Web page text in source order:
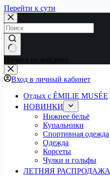
Перейти к сути
Ничего не найдено
Вход в личный кабинет
Отдых с ÉMILIE MUSÉE
НОВИНКИ
Нижнее бельё
Купальники
Спортивная одежда
Одежда
Корсеты
Чулки и гольфы
ЛЕТНЯЯ РАСПРОДАЖА